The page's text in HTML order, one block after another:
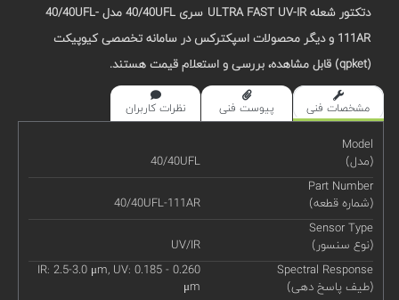
دتکتور شعله ULTRA FAST UV-IR سری 40/40UFL
مدل 40/40UFL-
111AR و دیگر محصولات اسپکترکس در سامانه تخصصیکیوپیکت
(
qpket) قابل مشاهده، بررسی و استعلام قیمت هستند.
مشخصات فنی پیوست فنی نظرات کاربران
Model
(مدل)
40/40UFL
Part Number
(شماره قطعه)
40/40UFL-111AR
Sensor Type
(نوع سنسور)
UV/IR
Spectral Response
(طیف پاسخ دهی)
IR: 2.5-3.0 μm, UV: 0.185 - 0.260
μm